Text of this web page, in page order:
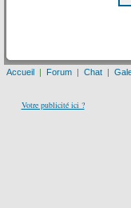
Accueil | Forum | Chat |
Votre publicité ici ?